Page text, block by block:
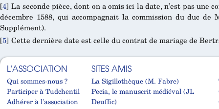
[4]La seconde pièce, dont on a omis ici la date, n’est pas une
décembre 1588, qui accompagnait la commission du duc de
Supplément).
[5] Cette dernière date est celle du contrat de mariage de
L'ASSOCIATION
Qui sommes-nous ?
Participer à Tudchentil
Adhérer à l'association
SITES AMIS
La Sigillothèque (M. Fabre)
Pecia, le manuscrit médiéval (JL
Deuffic)